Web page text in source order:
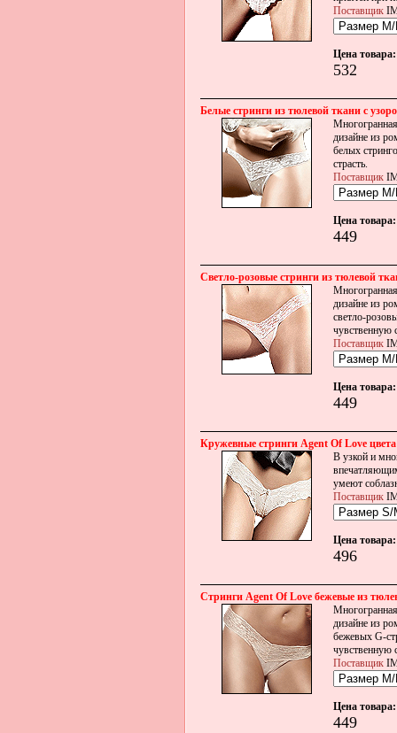
Поставщик
Цена товара:
532
Белые стринги из тюлевой ткани с
дизайне из
белых
страсть.
Поставщик
Цена товара:
449
Светло-розовые стринги из тюлевой
дизайне из
светло-
чувственную
Поставщик
Цена товара:
449
Кружевные стринги Agent Of Love цвета
В узкой и
умеют
Поставщик
Цена товара:
496
Стринги Agent Of Love бежевые из
дизайне из
бежевых G-
чувственную
Поставщик
Цена товара:
449